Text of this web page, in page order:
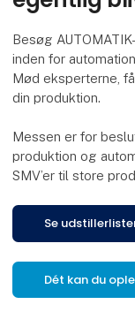
Besøg
inden for
Mød eksperterne,
din produktion.
Messen er for
produktion og
SMV’er til store
Se
Dét kan du